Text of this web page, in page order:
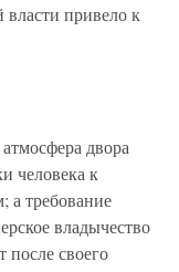
власти привело к
двора
человека к
а требование
владычество
после своего